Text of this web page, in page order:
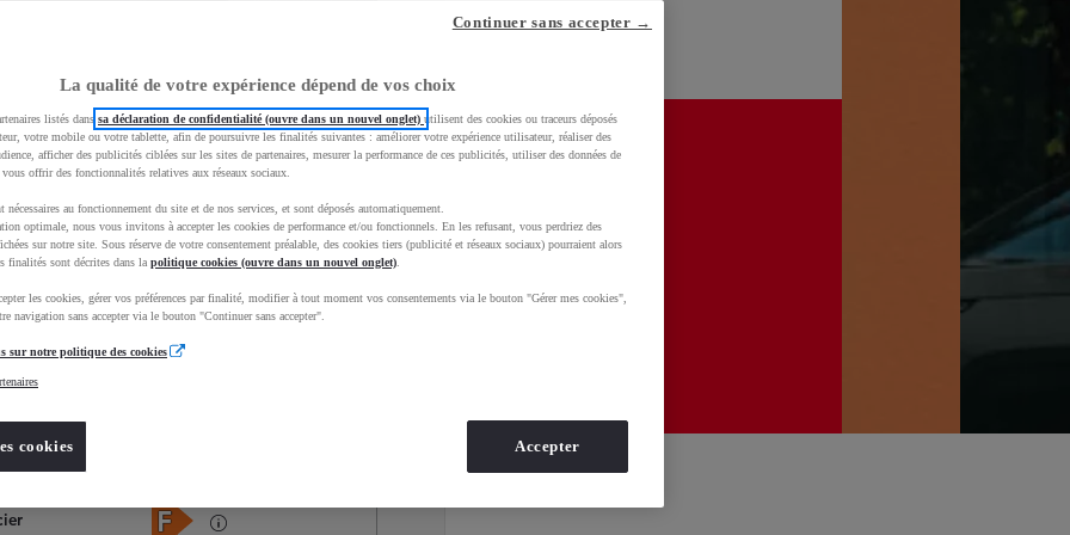
Services Concession
Occasions
La qualité de votre expérience dépend de vos choix
listés dans sa déclaration de confidentialité (ouvre dans un nouvel onglet) utilisent des cookies ou traceurs déposés
votre mobile ou votre tablette, afin de poursuivre les finalités suivantes : améliorer votre expérience utilisateur, réaliser des
afficher des publicités ciblées sur les sites de partenaires, mesurer la performance de ces publicités, utiliser des données de
offrir des fonctionnalités relatives aux réseaux sociaux.
nécessaires au fonctionnement du site et de nos services, et sont déposés automatiquement.
optimale, nous vous invitons à accepter les cookies de performance et/ou fonctionnels. En les refusant, vous perdriez des
sur notre site. Sous réserve de votre consentement préalable, des cookies tiers (publicité et réseaux sociaux) pourraient alors
finalités sont décrites dans la politique cookies (ouvre dans un nouvel onglet)
les cookies, gérer vos préférences par finalité, modifier à tout moment vos consentements via le bouton "Gérer mes cookies",
navigation sans accepter via le bouton "Continuer sans accepter".
sur notre politique des cookies
cookies
Continuer sans accepter →
Accepter